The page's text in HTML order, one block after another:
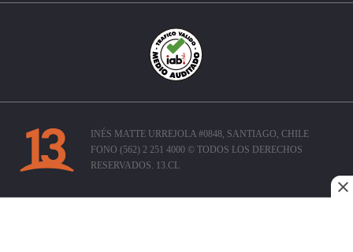
INÉS MATTE URREJOLA #0848, SANTIAGO, CHILE
FONO (562) 2 251 4000 © TODOS LOS DERECHOS
RESERVADOS. 13.CL